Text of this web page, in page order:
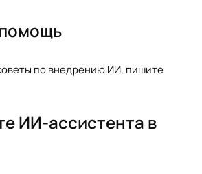
по внедрению ИИ, пишите
ИИ-ассистента в